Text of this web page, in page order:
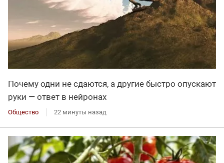
Почему одни не сдаются, а другие быстро опускают
руки — ответ в нейронах
Общество 22 минуты назад